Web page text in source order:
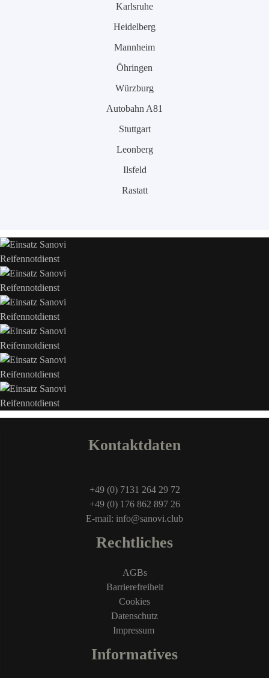
Karlsruhe
Heidelberg
Mannheim
Öhringen
Würzburg
Autobahn A81
Stuttgart
Leonberg
Ilsfeld
Rastatt
Kontaktdaten
+49 (0) 7131 264 29 72
+49 (0) 176 862 897 26
E-mail: info@sanovi.club
Rechtliches
AGBs
Barrierefreiheit
Cookies
Datenschutz
Impressum
Informatives